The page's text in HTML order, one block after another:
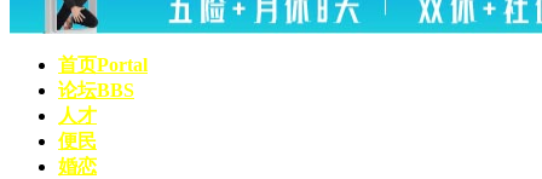
首页Portal
论坛BBS
人才
便民
婚恋